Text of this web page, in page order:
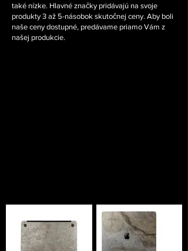
také nízke. Hlavné značky pridávajú na svoje
produkty 3 až 5-násobok skutočnej ceny. Aby boli
naše ceny dostupné, predávame priamo Vám z
našej produkcie.